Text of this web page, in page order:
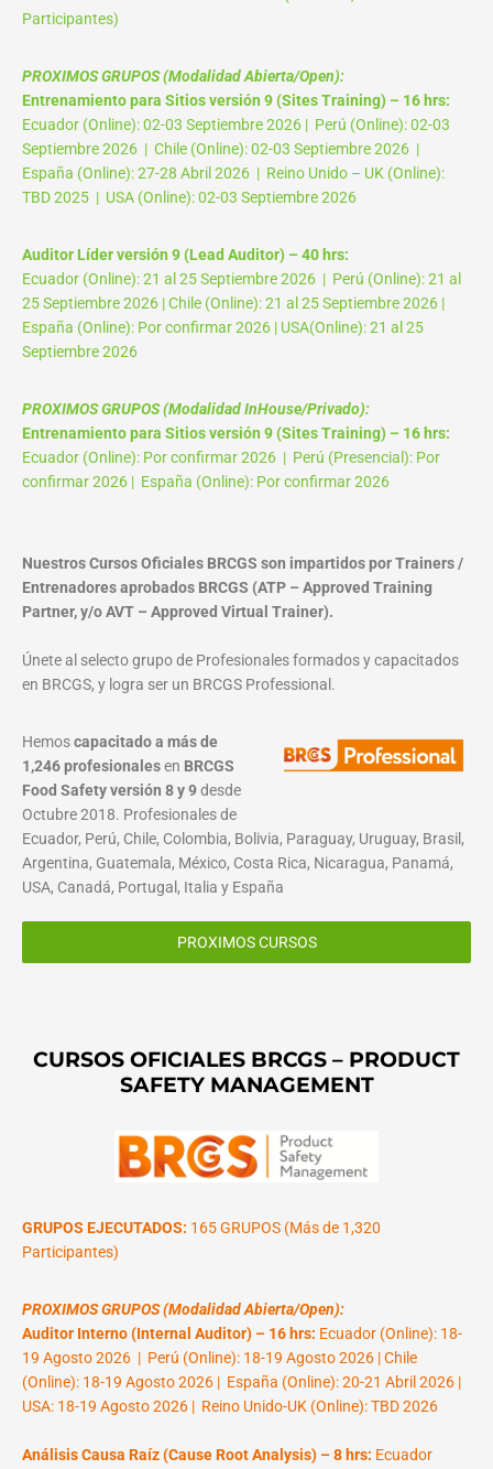
Participantes)
PROXIMOS GRUPOS (Modalidad Abierta/Open):
Entrenamiento para Sitios versión 9 (Sites Training) – 16 hrs:
Ecuador (Online): 02-03 Septiembre 2026 | Perú (Online): 02-03
Septiembre 2026 | Chile (Online): 02-03 Septiembre 2026 |
España (Online): 27-28 Abril 2026 | Reino Unido – UK (Online):
TBD 2025 | USA (Online): 02-03 Septiembre 2026
Auditor Líder versión 9 (Lead Auditor) – 40 hrs:
Ecuador (Online): 21 al 25 Septiembre 2026 | Perú (Online): 21 al
25 Septiembre 2026 | Chile (Online): 21 al 25 Septiembre 2026 |
España (Online): Por confirmar 2026 | USA(Online): 21 al 25
Septiembre 2026
PROXIMOS GRUPOS (Modalidad InHouse/Privado):
Entrenamiento para Sitios versión 9 (Sites Training) – 16 hrs:
Ecuador (Online): Por confirmar 2026 | Perú (Presencial): Por
confirmar 2026 | España (Online): Por confirmar 2026
Nuestros Cursos Oficiales BRCGS son impartidos por Trainers /
Entrenadores aprobados BRCGS (ATP – Approved Training
Partner, y/o AVT – Approved Virtual Trainer).
Únete al selecto grupo de Profesionales formados y capacitados
en BRCGS, y logra ser un BRCGS Professional.
Hemoscapacitado a más de
1,246 profesionalesen BRCGS
Food Safety versión 8 y 9desde
Octubre 2018. Profesionales de
Ecuador, Perú, Chile, Colombia, Bolivia, Paraguay, Uruguay, Brasil,
Argentina, Guatemala, México, Costa Rica, Nicaragua, Panamá,
USA, Canadá, Portugal, Italia y España
PROXIMOS CURSOS
CURSOS OFICIALES BRCGS – PRODUCT
SAFETY MANAGEMENT
GRUPOS EJECUTADOS: 165 GRUPOS (Más de 1,320
Participantes)
PROXIMOS GRUPOS (Modalidad Abierta/Open):
Auditor Interno (Internal Auditor) – 16 hrs: Ecuador (Online): 18-
19 Agosto 2026 | Perú (Online): 18-19 Agosto 2026 | Chile
(Online): 18-19 Agosto 2026 | España (Online): 20-21 Abril 2026 |
USA: 18-19 Agosto 2026 | Reino Unido-UK (Online): TBD 2026
Análisis Causa Raíz (Cause Root Analysis) – 8 hrs: Ecuador